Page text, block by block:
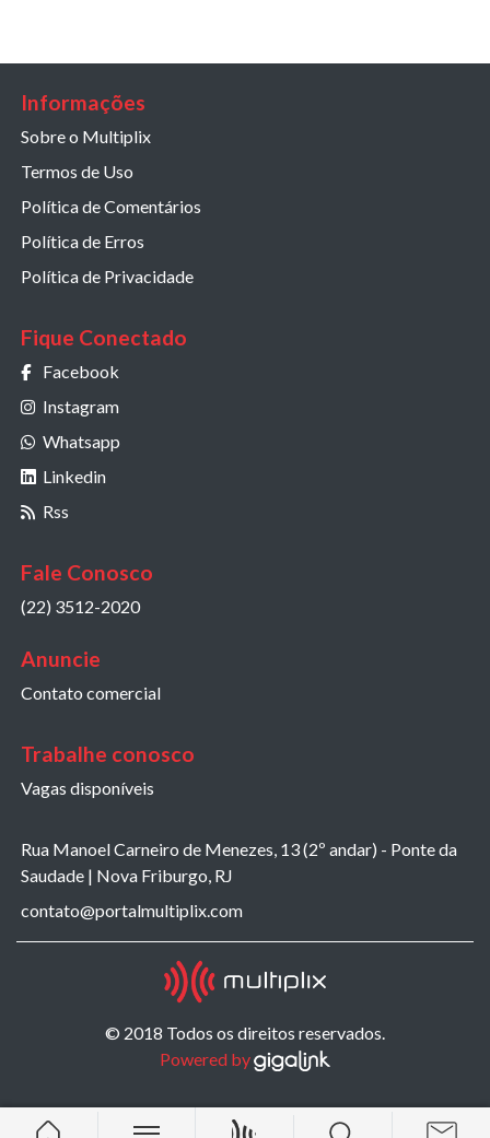
Informações
Sobre o Multiplix
Termos de Uso
Política de Comentários
Política de Erros
Política de Privacidade
Fique Conectado
Facebook
Instagram
Whatsapp
Linkedin
Rss
Fale Conosco
(22) 3512-2020
Anuncie
Contato comercial
Trabalhe conosco
Vagas disponíveis
Rua Manoel Carneiro de Menezes, 13 (2º andar) - Ponte da
Saudade | Nova Friburgo, RJ
contato@portalmultiplix.com
© 2018 Todos os direitos reservados.
Powered by